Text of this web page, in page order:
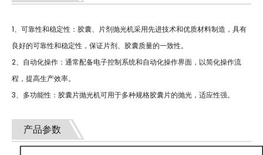
1、可靠性和稳定性：胶囊、片剂抛光机采用先进技术和优质材料制造，具有
良好的可靠性和稳定性，保证片剂、胶囊质量的一致性。
2、自动化操作：通常配备电子控制系统和自动化操作界面，以简化操作流
程，提高生产效率。
3、多功能性：胶囊片抛光机可用于多种规格胶囊片的抛光，适应性强。
产品参数